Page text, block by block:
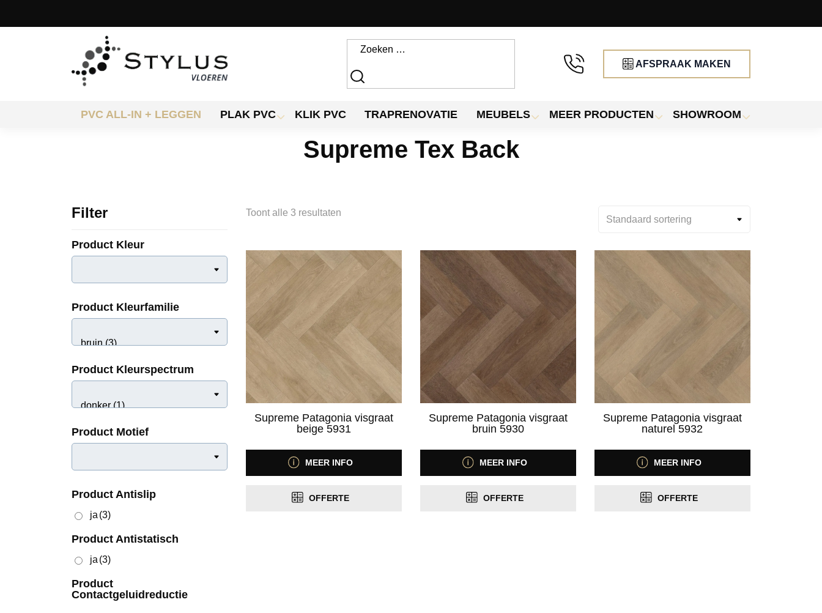
AFSPRAAK MAKEN
PVC ALL-IN + LEGGEN PLAK PVC KLIK PVC TRAPRENOVATIE MEUBELS MEER PRODUCTEN SHOWROOM
Supreme Tex Back
Product Kleur
Product Kleurfamilie
Product Antistatisch
Product Contactgeluidreductie
Filter
Product Kleur
Product Kleurfamilie
Product Kleurspectrum
Product Motief
Product Antislip
ja (3)
Product Antistatisch
ja (3)
Product
Contactgeluidreductie
Toont alle 3 resultaten
Supreme Patagonia visgraat
beige 5931
MEER INFO
OFFERTE
Supreme Patagonia visgraat
bruin 5930
MEER INFO
OFFERTE
Supreme Patagonia visgraat
naturel 5932
MEER INFO
OFFERTE